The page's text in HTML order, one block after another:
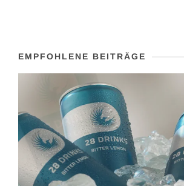
EMPFOHLENE BEITRÄGE